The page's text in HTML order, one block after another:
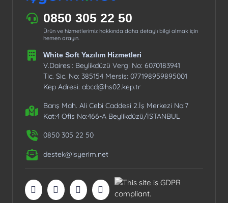
0850 305 22 50
Ürün ve hizmetlerimiz hakkında daha detaylı bilgi almak için
hemen arayın.
White Soft Yazılım Hizmetleri
V.Dairesi: Beylikdüzü Vergi No: 6070183941
Tic. Sic. No: 385154 Mersis: 077198959895001
Kep Adresi: abcd@hs02.kep.tr
Barış Mah. Ali Cebi Caddesi 2.İş Merkezi No:7
Kat:4 Ofis No:466-A Beylikdüzü/İSTANBUL
0850 305 22 50
destek@isyerim.net